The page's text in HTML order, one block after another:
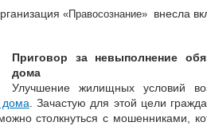
«Правосознание» внесла
Приговор за невыполнение
дома
Улучшение жилищных условий
дома . Зачастую для этой цели
столкнуться с мошенниками,